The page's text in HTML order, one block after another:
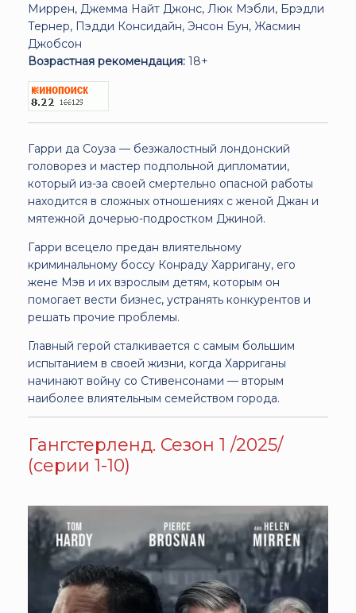
Миррен, Джемма Найт Джонс, Люк Мэбли, Брэдли
Тернер, Пэдди Консидайн, Энсон Бун, Жасмин
Джобсон
Возрастная рекомендация: 18+
Гарри да Соуза — безжалостный лондонский
головорез и мастер подпольной дипломатии,
который из-за своей смертельно опасной работы
находится в сложных отношениях с женой Джан и
мятежной дочерью-подростком Джиной.
Гарри всецело предан влиятельному
криминальному боссу Конраду Харригану, его
жене Мэв и их взрослым детям, которым он
помогает вести бизнес, устранять конкурентов и
решать прочие проблемы.
Главный герой сталкивается с самым большим
испытанием в своей жизни, когда Харриганы
начинают войну со Стивенсонами — вторым
наиболее влиятельным семейством города.
Гангстерленд. Сезон 1 /2025/
(серии 1-10)